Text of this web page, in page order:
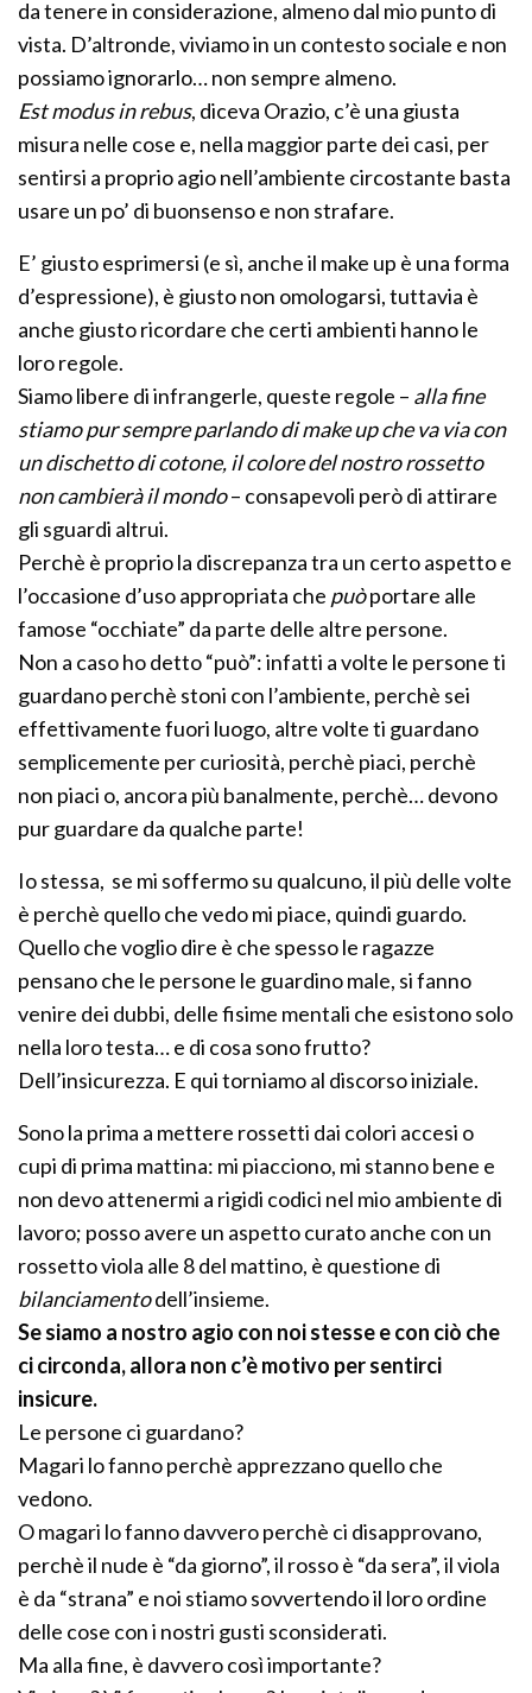
da tenere in considerazione, almeno dal mio punto di
vista. D’altronde, viviamo in un contesto sociale e non
possiamo ignorarlo… non sempre almeno.
Est modus in rebus, diceva Orazio, c’è una giusta
misura nelle cose e, nella maggior parte dei casi, per
sentirsi a proprio agio nell’ambiente circostante basta
usare un po’ di buonsenso e non strafare.
E’ giusto esprimersi (e sì, anche il make up è una forma
d’espressione), è giusto non omologarsi, tuttavia è
anche giusto ricordare che certi ambienti hanno le
loro regole.
Siamo libere di infrangerle, queste regole – alla fine
stiamo pur sempre parlando di make up che va via con
un dischetto di cotone, il colore del nostro rossetto
non cambierà il mondo– consapevoli però di attirare
gli sguardi altrui.
Perchè è proprio la discrepanza tra un certo aspetto e
l’occasione d’uso appropriata che puòportare alle
famose “occhiate” da parte delle altre persone.
Non a caso ho detto “può”: infatti a volte le persone ti
guardano perchè stoni con l’ambiente, perchè sei
effettivamente fuori luogo, altre volte ti guardano
semplicemente per curiosità, perchè piaci, perchè
non piaci o, ancora più banalmente, perchè… devono
pur guardare da qualche parte!
Io stessa, se mi soffermo su qualcuno, il più delle volte
è perchè quello che vedo mi piace, quindi guardo.
Quello che voglio dire è che spesso le ragazze
pensano che le persone le guardino male, si fanno
venire dei dubbi, delle fisime mentali che esistono solo
nella loro testa… e di cosa sono frutto?
Dell’insicurezza. E qui torniamo al discorso iniziale.
Sono la prima a mettere rossetti dai colori accesi o
cupi di prima mattina: mi piacciono, mi stanno bene e
non devo attenermi a rigidi codici nel mio ambiente di
lavoro; posso avere un aspetto curato anche con un
rossetto viola alle 8 del mattino, è questione di
bilanciamentodell’insieme.
Se siamo a nostro agio con noi stesse e con ciò che
ci circonda, allora non c’è motivo per sentirci
insicure.
Le persone ci guardano?
Magari lo fanno perchè apprezzano quello che
vedono.
O magari lo fanno davvero perchè ci disapprovano,
perchè il nude è “da giorno”, il rosso è “da sera”, il viola
è da “strana” e noi stiamo sovvertendo il loro ordine
delle cose con i nostri gusti sconsiderati.
Ma alla fine, è davvero così importante?